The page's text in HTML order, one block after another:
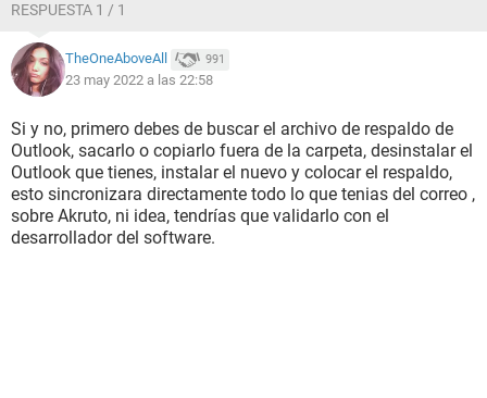
RESPUESTA 1 / 1
TheOneAboveAll 991
23 may 2022 a las 22:58
Si y no, primero debes de buscar el archivo de respaldo de
Outlook, sacarlo o copiarlo fuera de la carpeta, desinstalar el
Outlook que tienes, instalar el nuevo y colocar el respaldo,
esto sincronizara directamente todo lo que tenias del correo ,
sobre Akruto, ni idea, tendrías que validarlo con el
desarrollador del software.